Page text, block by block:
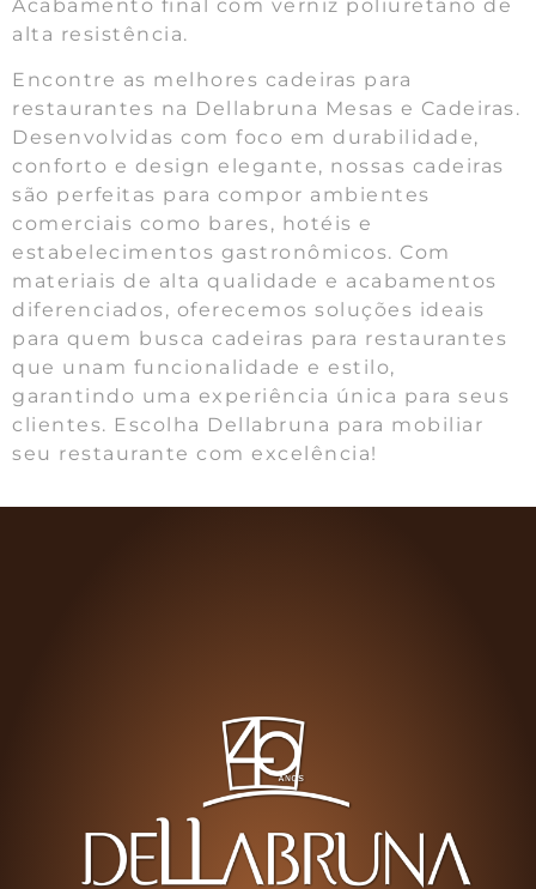
Acabamento final com verniz poliuretano de
alta resistência.
Encontre as melhores cadeiras para
restaurantes na Dellabruna Mesas e Cadeiras.
Desenvolvidas com foco em durabilidade,
conforto e design elegante, nossas cadeiras
são perfeitas para compor ambientes
comerciais como bares, hotéis e
estabelecimentos gastronômicos. Com
materiais de alta qualidade e acabamentos
diferenciados, oferecemos soluções ideais
para quem busca cadeiras para restaurantes
que unam funcionalidade e estilo,
garantindo uma experiência única para seus
clientes. Escolha Dellabruna para mobiliar
seu restaurante com excelência!